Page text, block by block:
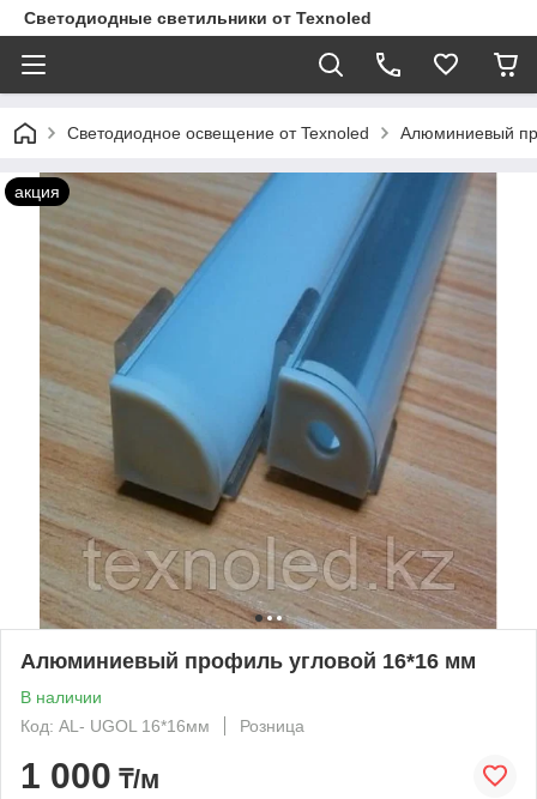
Светодиодные светильники от Texnoled
Светодиодное освещение от Texnoled Алюминиевый
акция
Алюминиевый профиль угловой 16*16 мм
В наличии
Код: AL- UGOL 16*16мм
Розница
1 000 ₸/м